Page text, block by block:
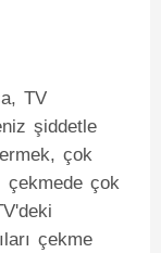
TV
şiddetle
çok
çekmede çok
çekme